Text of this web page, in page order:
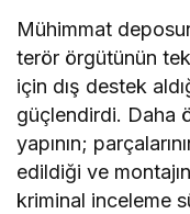
Mühimmat
terör örgütünün
için dış destek
güçlendirdi. Daha
yapının;
edildiği ve
kriminal inceleme